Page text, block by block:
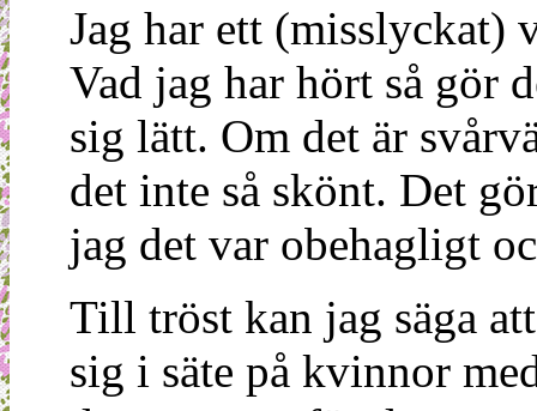
Jag har ett (misslyckat)
Vad jag har hört så gör
sig lätt. Om det är
det inte så skönt. Det
jag det var obehagligt
Till tröst kan jag säga
sig i säte på kvinnor